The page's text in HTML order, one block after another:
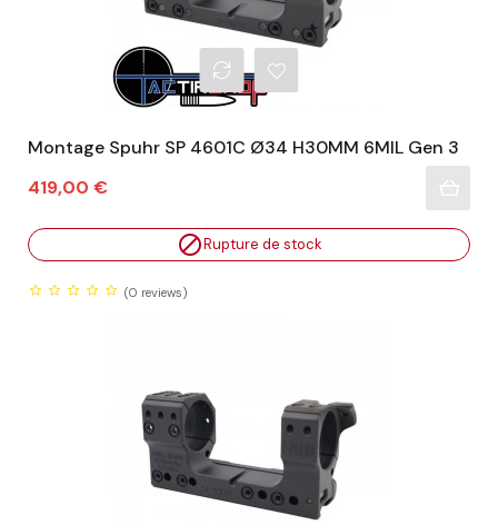
Montage Spuhr SP 4601C Ø34 H30MM 6MIL Gen 3
Prix
419,00 €
Rupture de stock
(0 reviews)